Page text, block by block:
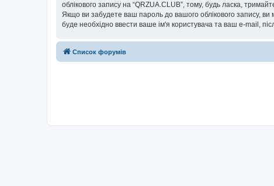
облікового запису на “QRZUA.CLUB”, тому, будь ласка,
Якщо ви забудете ваш пароль до вашого облікового запису,
буде необхідно ввести ваше ім'я користувача та ваш e-mail,
Список форумів